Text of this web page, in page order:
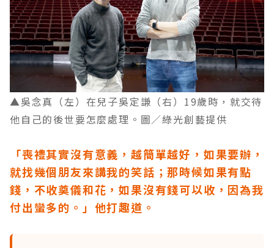
▲吳念真（左）在兒子吳定謙（右）19歲時，就交待
他自己的後世要怎麼處理。圖／綠光創藝提供
「喪禮其實沒有意義，越簡單越好，如果要辦，
就找幾個朋友來講我的笑話；那時候如果有點
錢，不收奠儀和花，如果沒有錢可以收，因為我
付出蠻多的。」他打趣道。